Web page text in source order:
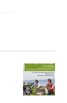
©